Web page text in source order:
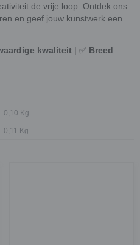
de vrije loop. Ontdek ons
en geef jouw kunstwerk een
kwaliteit | ✅ Breed
0,10 Kg
0,11 Kg